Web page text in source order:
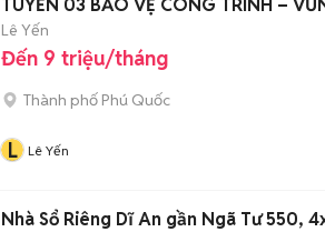
TUYỂN 03 BẢO VỆ CÔNG TRÌNH –
Lê Yến
Đến 9 triệu/tháng
Thành phố Phú Quốc
L Lê Yến
Nhà Sổ Riêng Dĩ An gần Ngã Tư 550,